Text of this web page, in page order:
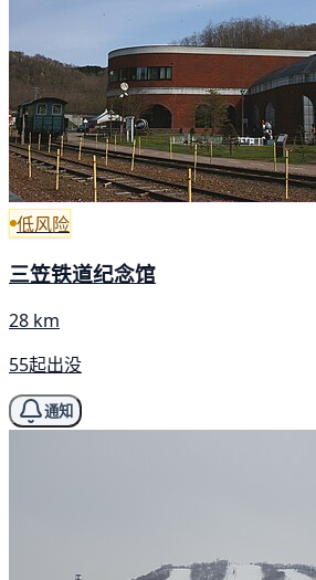
低风险
三笠铁道纪念馆
28 km
55起出没
通知